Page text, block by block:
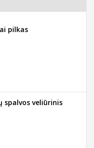
pilkas
spalvos veliūrinis